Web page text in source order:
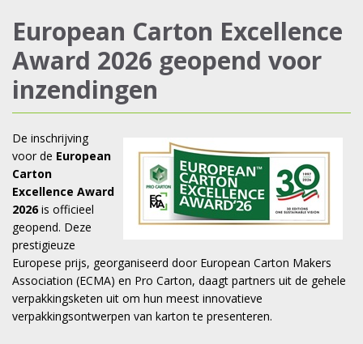
European Carton Excellence
Award 2026 geopend voor
inzendingen
De inschrijving
voor de European
Carton
Excellence Award
2026is officieel
geopend. Deze
prestigieuze
Europese prijs, georganiseerd door European Carton Makers
Association (ECMA) en Pro Carton, daagt partners uit de gehele
verpakkingsketen uit om hun meest innovatieve
verpakkingsontwerpen van karton te presenteren.